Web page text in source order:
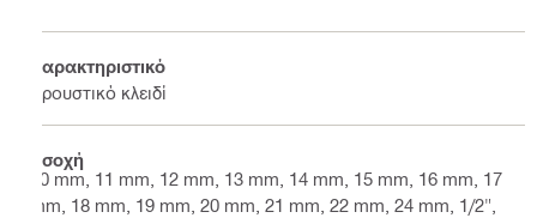
Χαρακτηριστικό
Κρουστικό κλειδί
Εσοχή
10 mm, 11 mm, 12 mm, 13 mm, 14 mm, 15 mm, 16 mm, 17
mm, 18 mm, 19 mm, 20 mm, 21 mm, 22 mm, 24 mm, 1/2",